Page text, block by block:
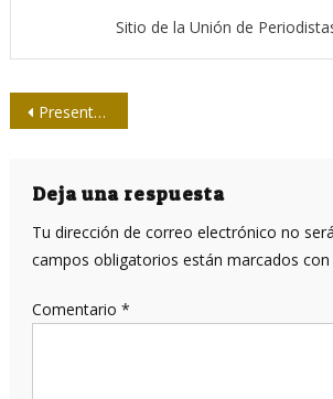
Sitio de la Unión de
Navegación
entradas
Presentan Revista CTC en el Complejo Escultórico Ernesto Guevara
Deja una respuesta
Tu dirección de correo electrónico no
campos obligatorios están marcados con
Comentario *